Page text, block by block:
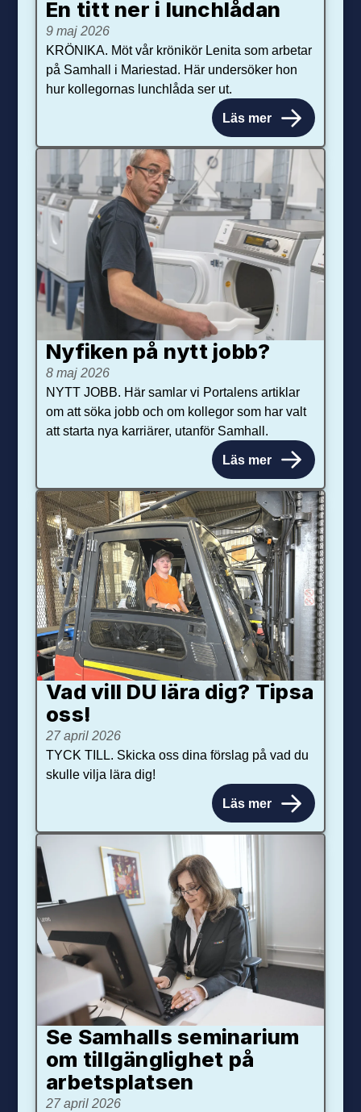
En titt ner i lunchlådan
9 maj 2026
KRÖNIKA. Möt vår krönikör Lenita som arbetar
på Samhall i Mariestad. Här undersöker hon
hur kollegornas lunchlåda ser ut.
Läs mer
Nyfiken på nytt jobb?
8 maj 2026
NYTT JOBB. Här samlar vi Portalens artiklar
om att söka jobb och om kollegor som har valt
att starta nya karriärer, utanför Samhall.
Läs mer
Vad vill DU lära dig? Tipsa
oss!
27 april 2026
TYCK TILL. Skicka oss dina förslag på vad du
skulle vilja lära dig!
Läs mer
Se Samhalls seminarium
om tillgänglighet på
arbetsplatsen
27 april 2026